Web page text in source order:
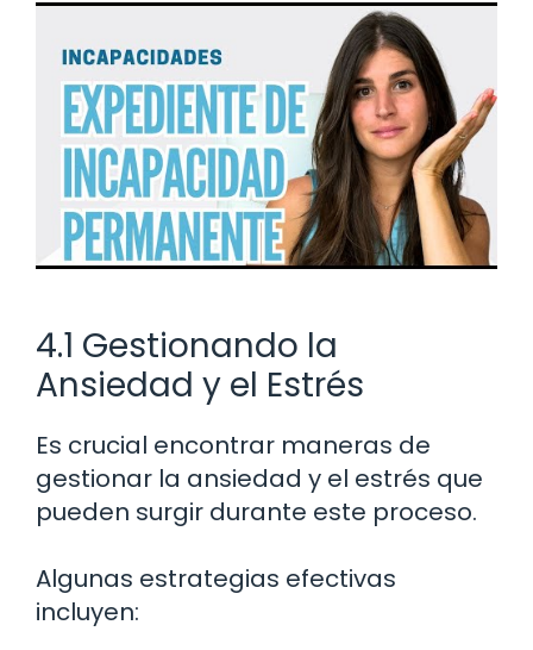
4.1 Gestionando la
Ansiedad y el Estrés
Es crucial encontrar maneras de
gestionar la ansiedad y el estrés que
pueden surgir durante este proceso.
Algunas estrategias efectivas
incluyen: